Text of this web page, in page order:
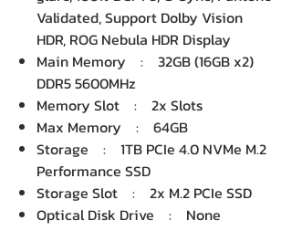
Validated, Support Dolby Vision
HDR, ROG Nebula HDR Display
Main Memory : 32GB (16GB x2)
DDR5 5600MHz
Memory Slot : 2x Slots
Max Memory : 64GB
Storage : 1TB PCIe 4.0 NVMe M.2
Performance SSD
Storage Slot : 2x M.2 PCIe SSD
Optical Disk Drive : None